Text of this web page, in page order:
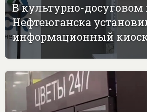
В культурно-досуговом
Нефтеюганска
информационный